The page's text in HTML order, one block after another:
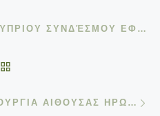
ΧΟΡΟΕΣΠΕΡΊΔΑ ΠΑΓΚΎΠΡΙΟΥ ΣΥΝΔΈΣΜΟΥ ΕΦΈΔΡΩΝ ΠΥΡΟΒΟΛΙΚΟΎ 2024
ΑΝΑΚΑΙΝΙΣΕΙΣ ΚΑΙ ΔΗΜΙΟΥΡΓΙΑ ΑΙΘΟΥΣΑΣ ΗΡΩΩΝ ΚΑΙ ΕΚΘΕΣΙΑΚΩΝ ΧΟΡΩΝ ΚΕΙΜΗΛΙΩΝ ΣΤΟ ΟΙΚΗΜΑ ΤΟΥ ΣΥΝΔΕΣΜΟΥ